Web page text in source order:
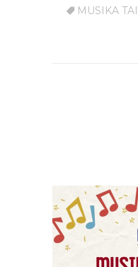
MUSIKA